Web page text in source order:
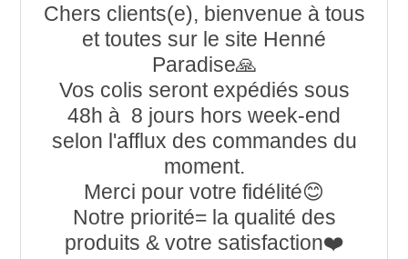
Chers clients(e), bienvenue à tous
et toutes sur le site Henné
Paradise🙏
Vos colis seront expédiés sous
48h à 8 jours hors week-end
selon l'afflux des commandes du
moment.
Merci pour votre fidélité😊
Notre priorité= la qualité des
produits & votre satisfaction❤️